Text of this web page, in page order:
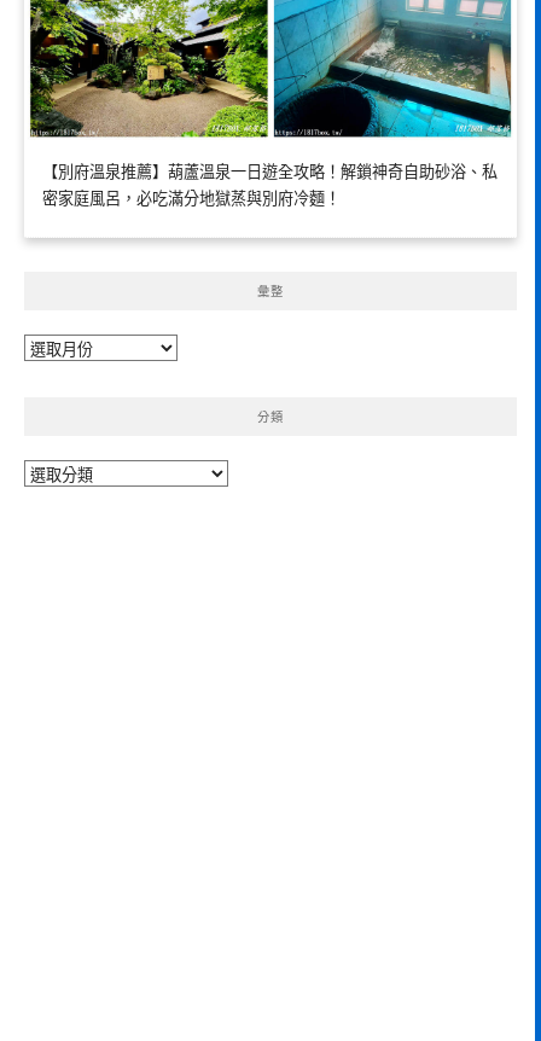
【別府溫泉推薦】葫蘆溫泉一日遊全攻略！解鎖神奇自助砂浴、私
密家庭風呂，必吃滿分地獄蒸與別府冷麵！
彙整
彙
分類
分